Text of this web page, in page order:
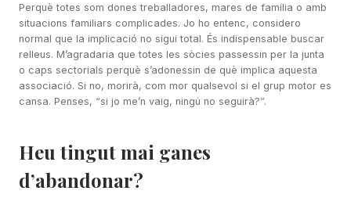
Perquè totes som dones treballadores, mares de família o amb
situacions familiars complicades. Jo ho entenc, considero
normal que la implicació no sigui total. És indispensable buscar
relleus. M’agradaria que totes les sòcies passessin per la junta
o caps sectorials perquè s’adonessin de què implica aquesta
associació. Si no, morirà, com mor qualsevol si el grup motor es
cansa. Penses, “si jo me’n vaig, ningú no seguirà?”.
Heu tingut mai ganes
d’abandonar?